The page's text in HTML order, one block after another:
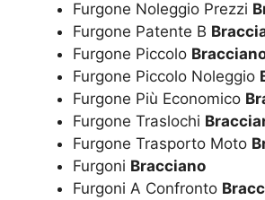
Furgone Noleggio Prezzi
Furgone Patente B
Furgone Piccolo
Furgone Piccolo Noleggio
Furgone Più Economico
Furgone Traslochi
Furgone Trasporto Moto
Furgoni Bracciano
Furgoni A Confronto